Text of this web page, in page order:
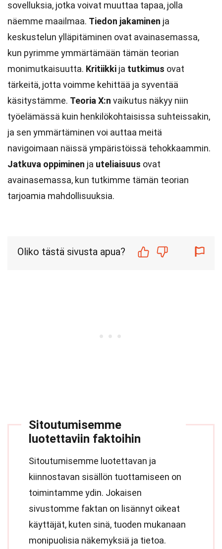
sovelluksia, jotka voivat muuttaa tapaa, jolla
näemme maailmaa. Tiedon jakaminen ja
keskustelun ylläpitäminen ovat avainasemassa,
kun pyrimme ymmärtämään tämän teorian
monimutkaisuutta. Kritiikki ja tutkimus ovat
tärkeitä, jotta voimme kehittää ja syventää
käsitystämme. Teoria X:n vaikutus näkyy niin
työelämässä kuin henkilökohtaisissa suhteissakin,
ja sen ymmärtäminen voi auttaa meitä
navigoimaan näissä ympäristöissä tehokkaammin.
Jatkuva oppiminen ja uteliaisuus ovat
avainasemassa, kun tutkimme tämän teorian
tarjoamia mahdollisuuksia.
Oliko tästä sivusta apua?
Sitoutumisemme
luotettaviin faktoihin
Sitoutumisemme luotettavan ja
kiinnostavan sisällön tuottamiseen on
toimintamme ydin. Jokaisen
sivustomme faktan on lisännyt oikeat
käyttäjät, kuten sinä, tuoden mukanaan
monipuolisia näkemyksiä ja tietoa.